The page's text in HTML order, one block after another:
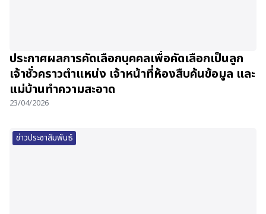
ประกาศผลการคัดเลือกบุคคลเพื่อคัดเลือกเป็นลูก
เจ้าชั่วคราวตำแหน่ง เจ้าหน้าที่ห้องสืบค้นข้อมูล และ
แม่บ้านทำความสะอาด
23/04/2026
ข่าวประชาสัมพันธ์